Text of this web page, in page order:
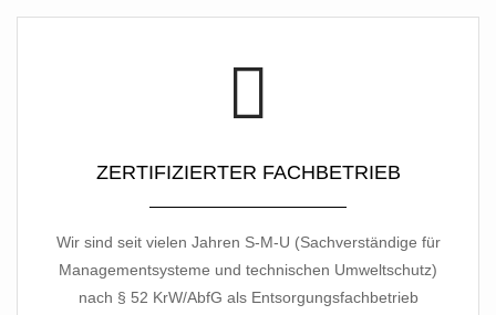
ZERTIFIZIERTER FACHBETRIEB
Wir sind seit vielen Jahren S-M-U (Sachverständige für
Managementsysteme und technischen Umweltschutz)
nach § 52 KrW/AbfG als Entsorgungsfachbetrieb